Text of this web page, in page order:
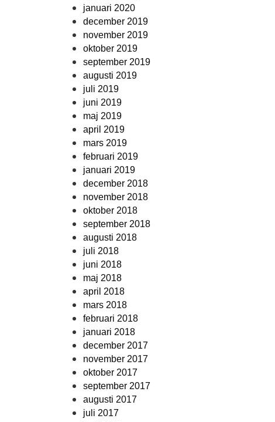
januari 2020
december 2019
november 2019
oktober 2019
september 2019
augusti 2019
juli 2019
juni 2019
maj 2019
april 2019
mars 2019
februari 2019
januari 2019
december 2018
november 2018
oktober 2018
september 2018
augusti 2018
juli 2018
juni 2018
maj 2018
april 2018
mars 2018
februari 2018
januari 2018
december 2017
november 2017
oktober 2017
september 2017
augusti 2017
juli 2017